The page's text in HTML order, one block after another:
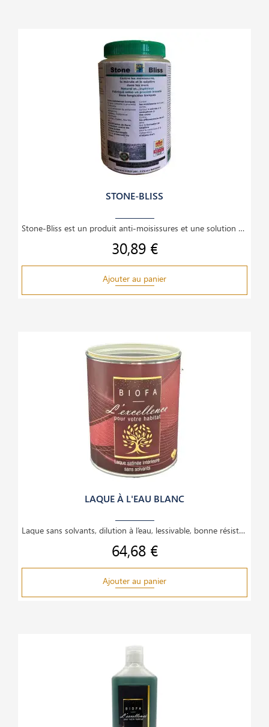
STONE-BLISS
Stone-Bliss est un produit anti-moisissures et une solution puissante et écologique pour les
Prix
30,89 €
Ajouter au panier
LAQUE À L'EAU BLANC
Laque sans solvants, dilution à l’eau, lessivable, bonne résistance mécanique, excellente adhérence
Prix
64,68 €
Ajouter au panier